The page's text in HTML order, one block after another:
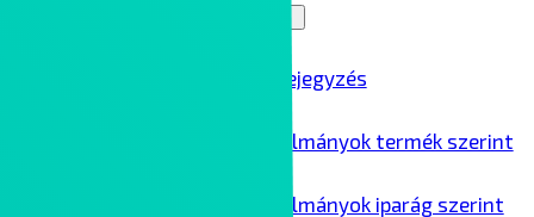
Összes blogbejegyzés
Ipari esettanulmányok termék szerint
Ipari esettanulmányok iparág szerint